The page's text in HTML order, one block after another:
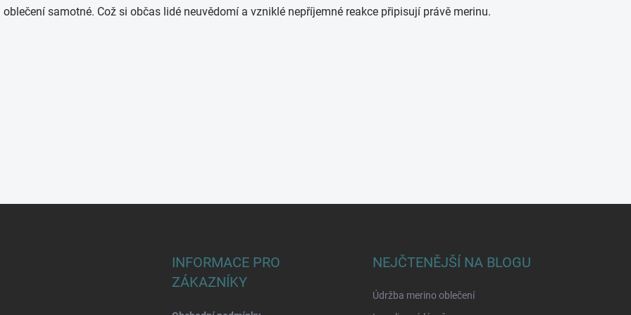
oblečení samotné. Což si občas lidé neuvědomí a vzniklé nepříjemné reakce připisují právě merinu.
INFORMACE PRO
ZÁKAZNÍKY
NEJČTENĚJŠÍ NA BLOGU
Údržba merino oblečení